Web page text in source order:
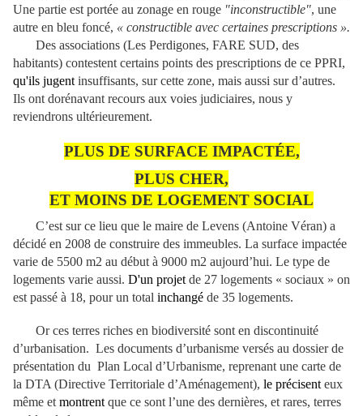
Une partie est portée au zonage en rouge "inconstructible", une
autre en bleu foncé, « constructible avec certaines prescriptions ».
Des associations (Les Perdigones, FARE SUD, des
habitants) contestent certains points des prescriptions de ce PPRI,
qu'ils jugent insuffisants, sur cette zone, mais aussi sur d’autres.
Ils ont dorénavant recours aux voies judiciaires, nous y
reviendrons ultérieurement.
PLUS DE SURFACE IMPACTÉE,
PLUS CHER,
ET MOINS DE LOGEMENT SOCIAL
C’est sur ce lieu que le maire de Levens (Antoine Véran) a
décidé en 2008 de construire des immeubles. La surface impactée
varie de 5500 m2 au début à 9000 m2 aujourd’hui. Le type de
logements varie aussi. D'un projet de 27 logements « sociaux » on
est passé à 18, pour un total inchangé de 35 logements.
Or ces terres riches en biodiversité sont en discontinuité
d’urbanisation. Les documents d’urbanisme versés au dossier de
présentation du Plan Local d’Urbanisme, reprenant une carte de
la DTA (Directive Territoriale d’Aménagement), le précisent eux
même et montrent que ce sont l’une des dernières, et rares, terres